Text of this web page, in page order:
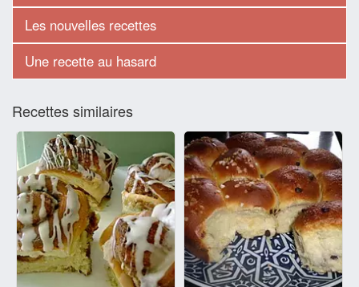
Les nouvelles recettes
Une recette au hasard
Recettes similaires